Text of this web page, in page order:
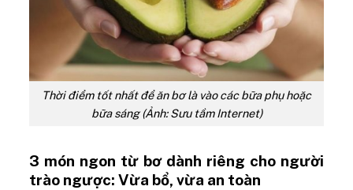
Thời điểm tốt nhất để ăn bơ là vào các bữa phụ hoặc
bữa sáng (Ảnh: Sưu tầm Internet)
3 món ngon từ bơ dành riêng cho người
trào ngược: Vừa bổ, vừa an toàn